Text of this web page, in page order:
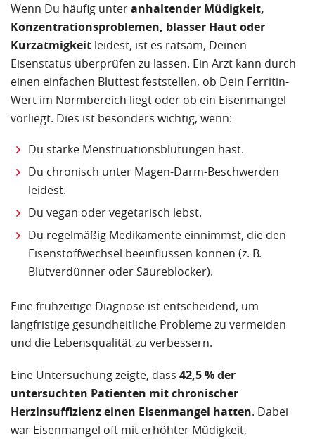
Wenn Du häufig unteranhaltender Müdigkeit,
Konzentrationsproblemen, blasser Haut oder
Kurzatmigkeit leidest, ist es ratsam, Deinen
Eisenstatus überprüfen zu lassen. Ein Arzt kann durch
einen einfachen Bluttest feststellen, ob Dein Ferritin-
Wert im Normbereich liegt oder ob ein Eisenmangel
vorliegt. Dies ist besonders wichtig, wenn:
Du starke Menstruationsblutungen hast.
Du chronisch unter Magen-Darm-Beschwerden
leidest.
Du vegan oder vegetarisch lebst.
Du regelmäßig Medikamente einnimmst, die den
Eisenstoffwechsel beeinflussen können (z. B.
Blutverdünner oder Säureblocker).
Eine frühzeitige Diagnose ist entscheidend, um
langfristige gesundheitliche Probleme zu vermeiden
und die Lebensqualität zu verbessern.
Eine Untersuchung zeigte, dass 42,5 % der
untersuchten Patienten mit chronischer
Herzinsuffizienz einen Eisenmangel hatten. Dabei
war Eisenmangel oft mit erhöhter Müdigkeit,